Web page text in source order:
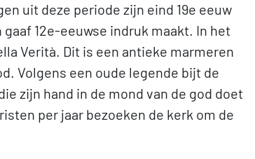
uit deze periode zijn eind 19e eeuw
12e-eeuwse indruk maakt. In het
Verità. Dit is een antieke marmeren
Volgens een oude legende bijt de
zijn hand in de mond van de god doet
per jaar bezoeken de kerk om de